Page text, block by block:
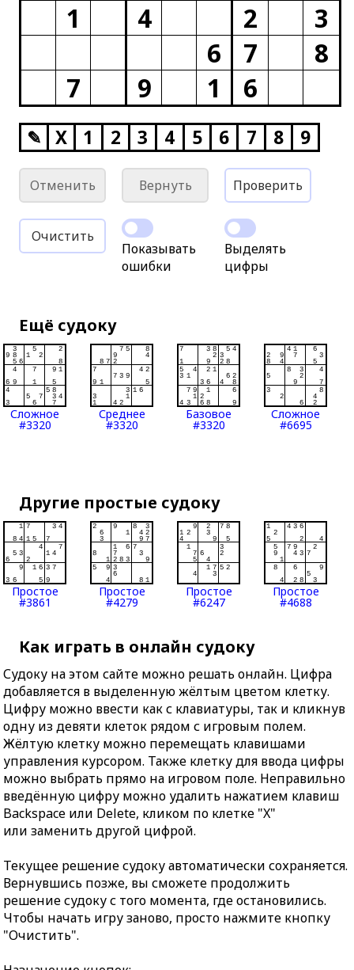
1
4 2
3
6
7
8
7
9 1 6
✎ X 1 2 3 4 5 6 7 8 9
Отменить Вернуть Проверить
Очистить
Показывать
ошибки
Выделять
цифры
Ещё судоку
Сложное
#3320
Среднее
#3320
Базовое
#3320
Сложное
#6695
Другие простые судоку
Простое
#3861
Простое
#4279
Простое
#6247
Простое
#4688
Как играть в онлайн судоку
Судоку на этом сайте можно решать онлайн. Цифра
добавляется в выделенную жёлтым цветом клетку.
Цифру можно ввести как с клавиатуры, так и кликнув
одну из девяти клеток рядом с игровым полем.
Жёлтую клетку можно перемещать клавишами
управления курсором. Также клетку для ввода цифры
можно выбрать прямо на игровом поле. Неправильно
введённую цифру можно удалить нажатием клавиш
Backspace или Delete, кликом по клетке "X"
или заменить другой цифрой.
Текущее решение судоку автоматически сохраняется.
Вернувшись позже, вы сможете продолжить
решение судоку с того момента, где остановились.
Чтобы начать игру заново, просто нажмите кнопку
"Очистить".